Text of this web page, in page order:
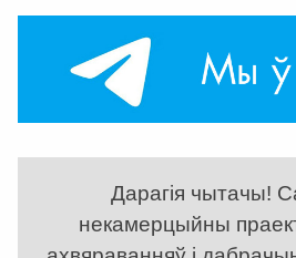
Дарагія чытачы!
некамерцыйны